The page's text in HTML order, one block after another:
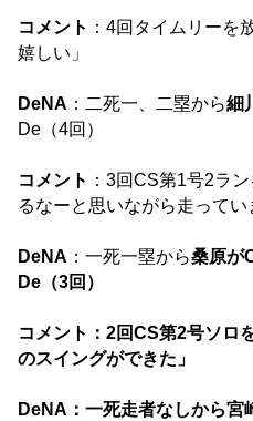
コメント ：4回タイムリーを
嬉しい」
DeNA ：二死一、二塁から細川
De（4回）
コメント ：3回CS第1号2ラ
るなーと思いながら走ってい
DeNA ：一死一塁から桑原が
De（3回）
コメント ：2回CS第2号ソロ
のスイングができた」
DeNA ：一死走者なしから宮